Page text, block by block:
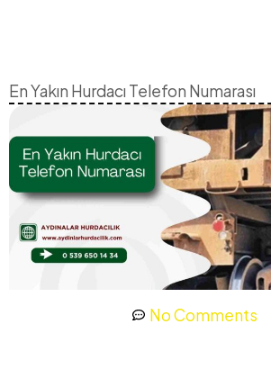
En Yakın Hurdacı Telefon Numarası
No Comments